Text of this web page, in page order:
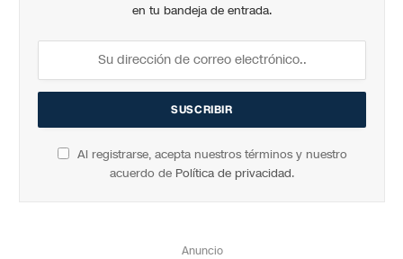
en tu bandeja de entrada.
Al registrarse, acepta nuestros términos y nuestro
acuerdo de Política de privacidad.
Anuncio